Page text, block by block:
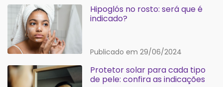
Hipoglós no rosto: será que é
indicado?
Publicado em 29/06/2024
Protetor solar para cada tipo
de pele: confira as indicações